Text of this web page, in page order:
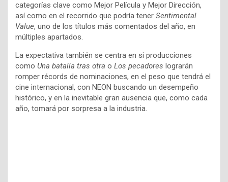
categorías clave como Mejor Película y Mejor Dirección,
así como en el recorrido que podría tener Sentimental
Value, uno de los títulos más comentados del año, en
múltiples apartados.
La expectativa también se centra en si producciones
como Una batalla tras otra o Los pecadores lograrán
romper récords de nominaciones, en el peso que tendrá el
cine internacional, con NEON buscando un desempeño
histórico, y en la inevitable gran ausencia que, como cada
año, tomará por sorpresa a la industria.